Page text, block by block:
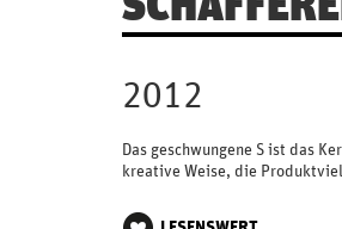
2012
Das geschwungene S ist das
kreative Weise, die